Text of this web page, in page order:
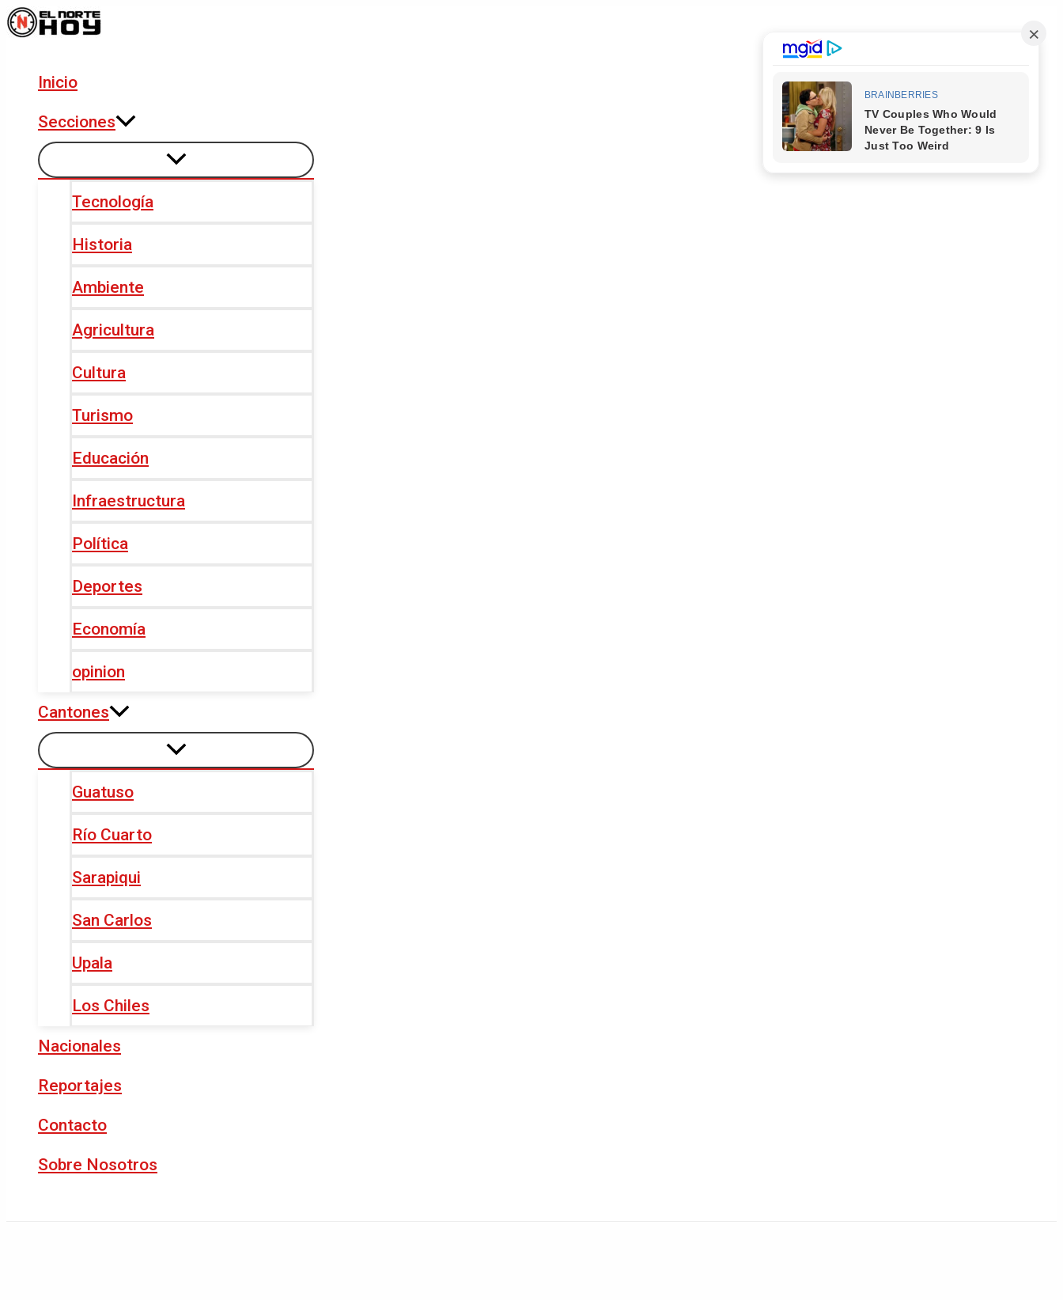
Ir
al
Inicio
Secciones
Tecnología
Historia
Ambiente
Agricultura
Cultura
Turismo
Educación
Infraestructura
Política
Deportes
Economía
opinion
Cantones
Guatuso
Río Cuarto
Sarapiqui
San Carlos
Upala
Los Chiles
Nacionales
Reportajes
Contacto
Sobre Nosotros
Navegación
de